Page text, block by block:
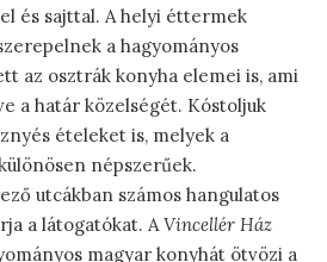
és sajttal. A helyi éttermek
a hagyományos
az osztrák konyha elemei is, ami
a határ közelségét. Kóstoljuk
ételeket is, melyek a
népszerűek.
utcákban számos hangulatos
a látogatókat. AVincellér Ház
magyar konyhát ötvözi a